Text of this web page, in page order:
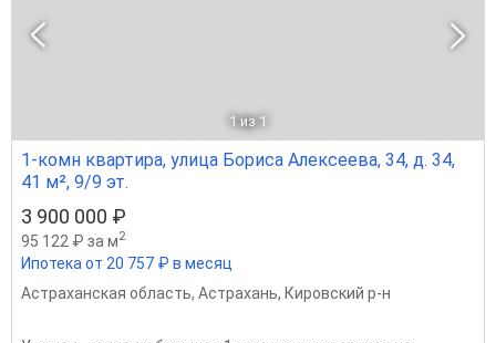
1 из 1
1-комн квартира, улица Бориса Алексеева, 34, д. 34,
41 м², 9/9 эт.
3 900 000 ₽
95 122 ₽ за м2
Ипотека от 20 757 ₽ в месяц
Астраханская область, Астрахань, Кировский р-н